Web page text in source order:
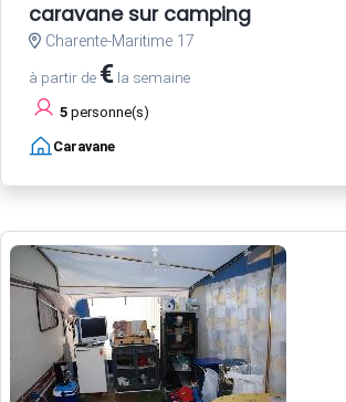
caravane sur camping
Charente-Maritime 17
à partir de € la semaine
5 personne(s)
Caravane